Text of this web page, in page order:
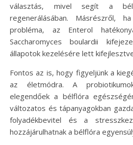
választás, mivel segít a bél
regenerálásában. Másrészről,
probléma, az Enterol
Saccharomyces boulardii
állapotok kezelésére lett
Fontos az is, hogy figyeljünk a
az életmódra. A
elegendőek a bélflóra
változatos és tápanyagokban
folyadékbevitel és a
hozzájárulhatnak a bélflóra